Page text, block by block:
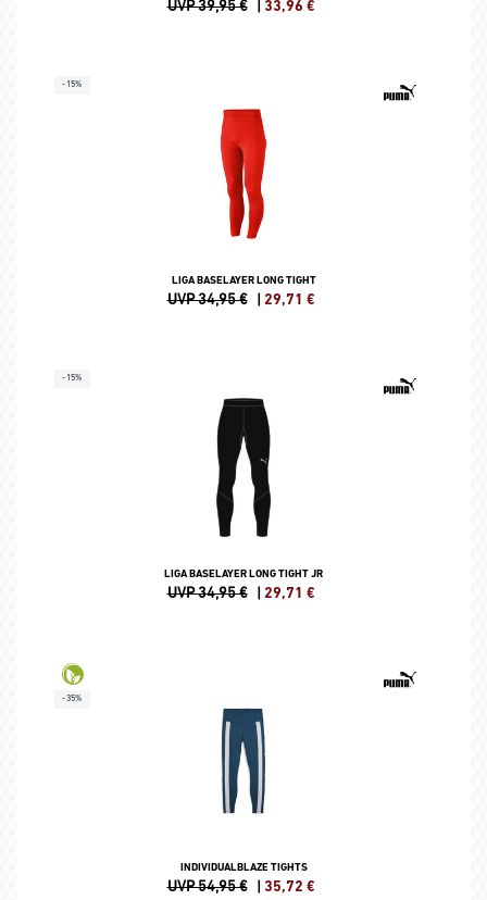
UVP 39,95 € 33,96 €
-15%
LIGA BASELAYER LONG TIGHT
UVP 34,95 € | 29,71 €
-15%
LIGA BASELAYER LONG TIGHT JR
UVP 34,95 € | 29,71 €
-35%
INDIVIDUALBLAZE TIGHTS
UVP 54,95 € | 35,72 €